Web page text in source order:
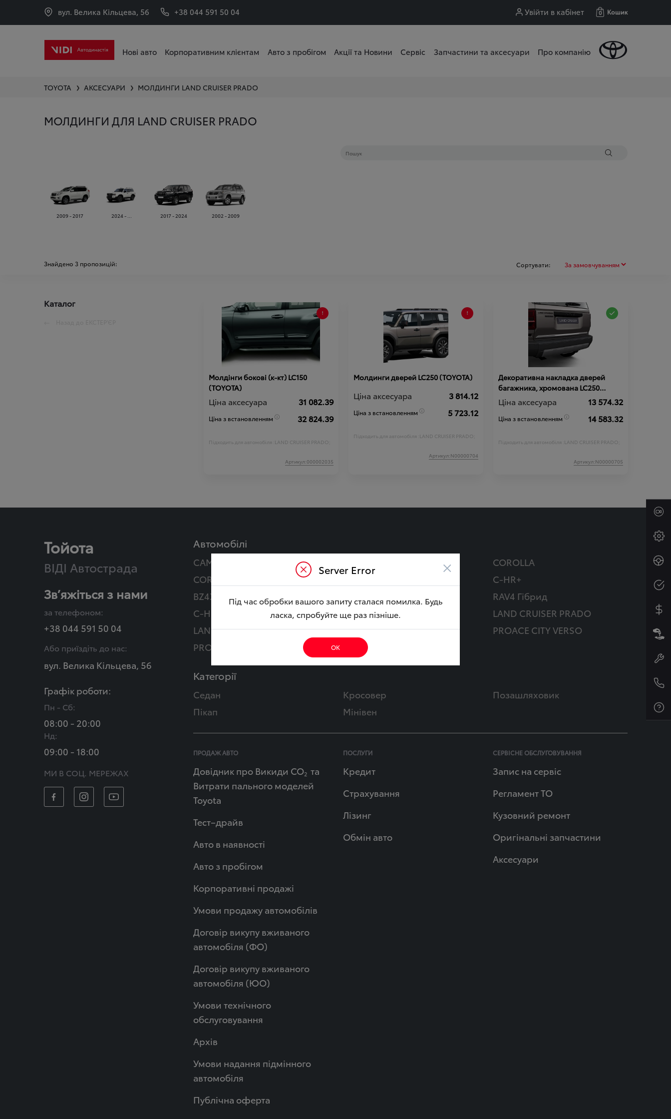
вул. Велика Кільцева, 56 +38 044 591 50 04 Увійти в кабінет 0 Кошик
Нові авто Корпоративним клієнтам Авто з пробігом Акції та Новини Сервіс Запчастини та аксесуари Про компанію
TOYOTA ❯ АКСЕСУАРИ ❯ МОЛДИНГИ LAND CRUISER PRADO
МОЛДИНГИ ДЛЯ LAND CRUISER PRADO
2009 - 2017 2024 - ... 2017 - 2024 2002 - 2009
Знайдено 3пропозицій: Сортувати:
Каталог
Молдінги бокові (к-кт) LC150
(TOYOTA)
Ціна аксесуара 31 082.39
Ціна з встановленням 32 824.39
Підходить для автомобіля :LAND CRUISER PRADO;
Артикул:000002035
Молдинги дверей LC250 (TOYOTA)
Ціна аксесуара 3 814.12
Ціна з встановленням 5 723.12
Підходить для автомобіля :LAND CRUISER PRADO;
Артикул:N00000704
Декоративна накладка дверей
багажника, хромована LC250
(TOYOTA)
Ціна аксесуара 13 574.32
Ціна з встановленням 14 583.32
Підходить для автомобіля :LAND CRUISER PRADO;
Артикул:N00000705
Тойота
ВІДІ Автострада
Зв’яжіться з нами
за телефоном:
+38 044 591 50 04
Або приїздіть до нас:
вул. Велика Кільцева, 56
Графік роботи:
Пн - Сб:
08:00 - 20:00
Нд:
09:00 - 18:00
МИ В СОЦ. МЕРЕЖАХ
Автомобілі
CAMRY
COROLLA
COROLLA Гібрид
C-HR+
BZ4X Touring
YARIS CROSS Гібрид
RAV4 Гібрид
C-HR Гібрид
COROLLA CROSS Гібрид
LAND CRUISER PRADO
LAND CRUISER
HILUX
PROACE CITY VERSO
PROACE CITY
Категорії
Седан Кросовер
Позашляховик
Пікап
Мінівен
ПРОДАЖ АВТО
Довідник про Викиди СО2 та
Витрати пального моделей
Toyota
Тест–драйв
Авто в наявності
Авто з пробігом
Корпоративні продажі
Умови продажу автомобілів
Договір викупу вживаного
автомобіля (ФО)
Договір викупу вживаного
автомобіля (ЮО)
Умови технічного
обслуговування
Архів
Умови надання підмінного
автомобіля
Публічна оферта
ПОСЛУГИ
Кредит
Страхування
Лізинг
Обмін авто
СЕРВІСНЕ ОБСЛУГОВУВАННЯ
Запис на сервіс
Регламент ТО
Кузовний ремонт
Оригінальні запчастини
Аксесуари
Server Error ×
Під час обробки вашого запиту сталася помилка. Будь
ласка, спробуйте ще раз пізніше.
ОК